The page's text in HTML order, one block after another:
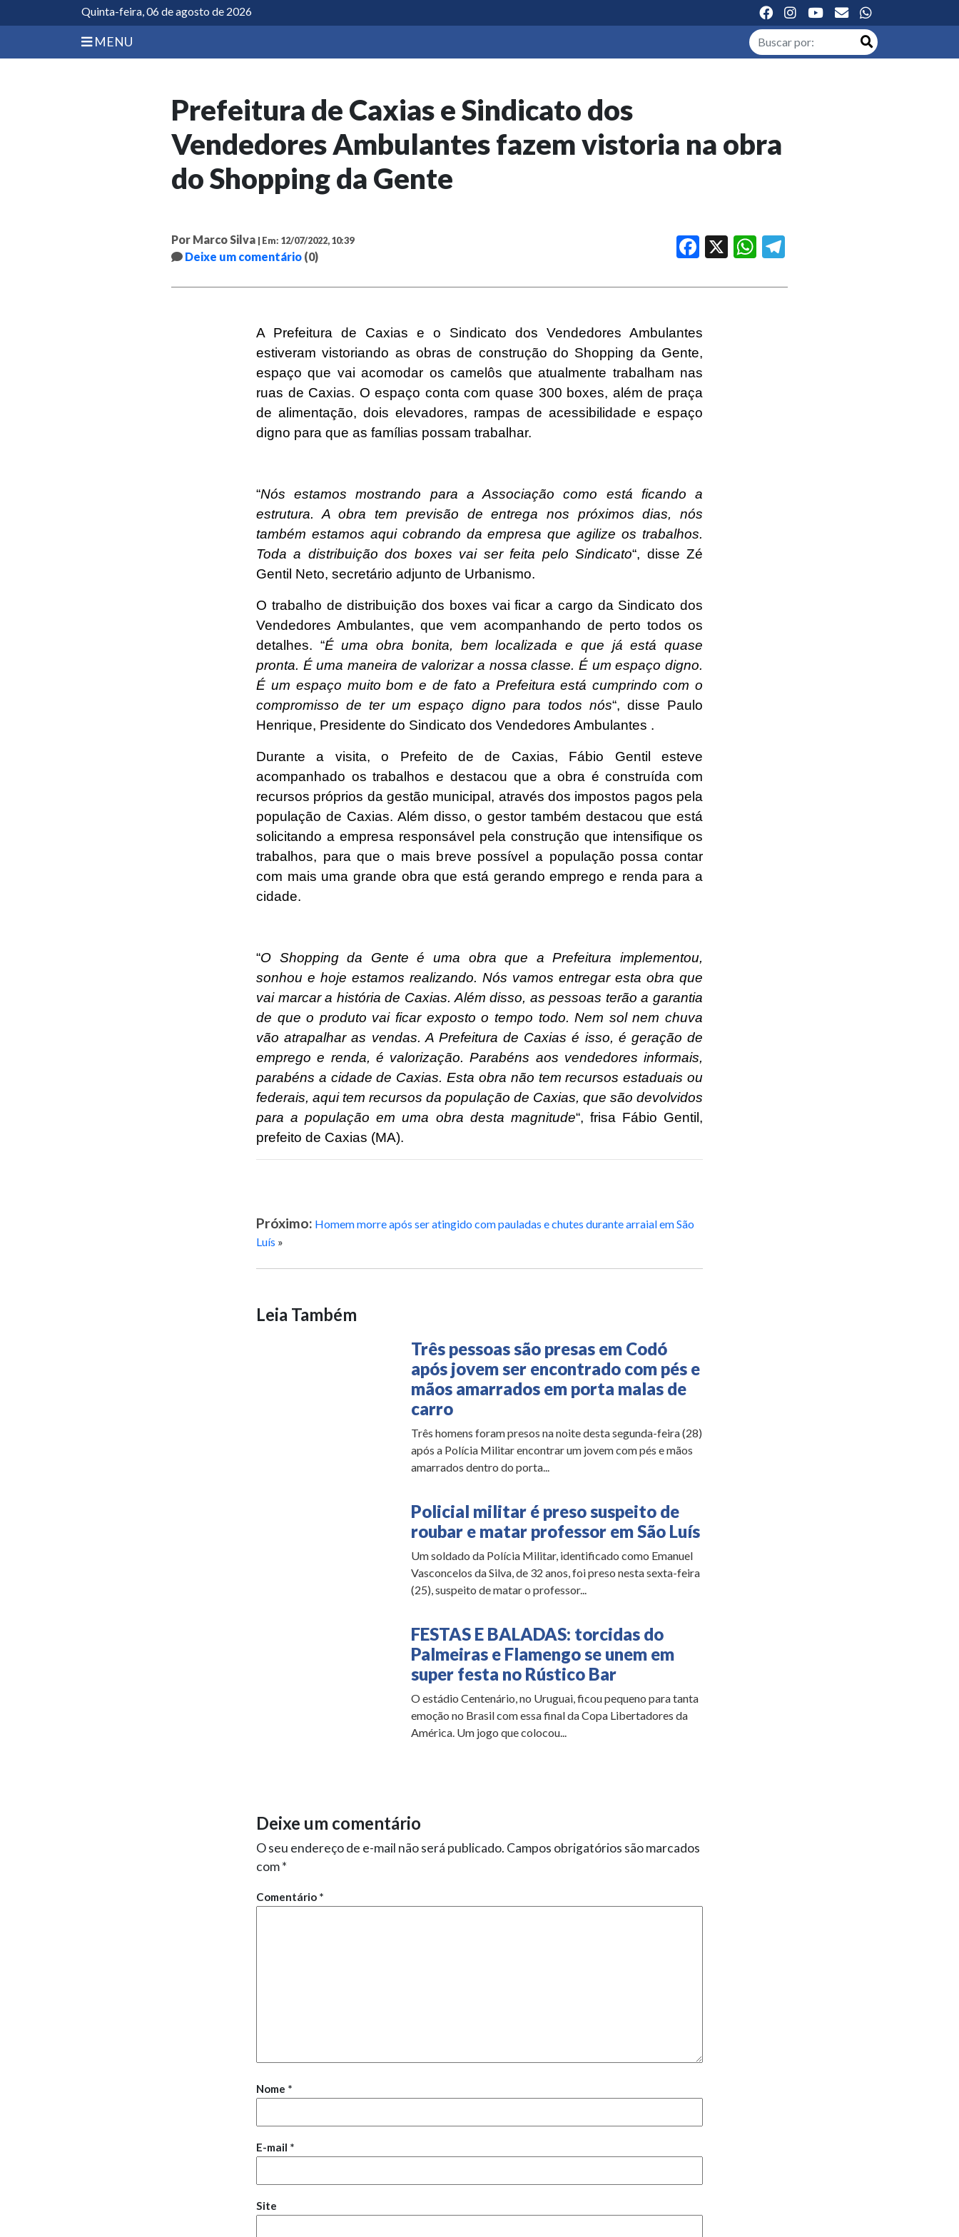
Quinta-feira, 06 de agosto de 2026
MENU
Prefeitura de Caxias e Sindicato dos
Vendedores Ambulantes fazem vistoria na obra
do Shopping da Gente
Por Marco Silva | Em: 12/07/2022, 10:39
Deixe um comentário (0)
Facebook WhatsApp
A Prefeitura de Caxias e o Sindicato dos Vendedores Ambulantes
estiveram vistoriando as obras de construção do Shopping da Gente,
espaço que vai acomodar os camelôs que atualmente trabalham nas
ruas de Caxias. O espaço conta com quase 300 boxes, além de praça
de alimentação, dois elevadores, rampas de acessibilidade e espaço
digno para que as famílias possam trabalhar.
“Nós estamos mostrando para a Associação como está ficando a
estrutura. A obra tem previsão de entrega nos próximos dias, nós
também estamos aqui cobrando da empresa que agilize os trabalhos.
Toda a distribuição dos boxes vai ser feita pelo Sindicato“, disse Zé
Gentil Neto, secretário adjunto de Urbanismo.
O trabalho de distribuição dos boxes vai ficar a cargo da Sindicato dos
Vendedores Ambulantes, que vem acompanhando de perto todos os
detalhes. “É uma obra bonita, bem localizada e que já está quase
pronta. É uma maneira de valorizar a nossa classe. É um espaço digno.
É um espaço muito bom e de fato a Prefeitura está cumprindo com o
compromisso de ter um espaço digno para todos nós“, disse Paulo
Henrique, Presidente do Sindicato dos Vendedores Ambulantes .
Durante a visita, o Prefeito de de Caxias, Fábio Gentil esteve
acompanhado os trabalhos e destacou que a obra é construída com
recursos próprios da gestão municipal, através dos impostos pagos pela
população de Caxias. Além disso, o gestor também destacou que está
solicitando a empresa responsável pela construção que intensifique os
trabalhos, para que o mais breve possível a população possa contar
com mais uma grande obra que está gerando emprego e renda para a
cidade.
“O Shopping da Gente é uma obra que a Prefeitura implementou,
sonhou e hoje estamos realizando. Nós vamos entregar esta obra que
vai marcar a história de Caxias. Além disso, as pessoas terão a garantia
de que o produto vai ficar exposto o tempo todo. Nem sol nem chuva
vão atrapalhar as vendas. A Prefeitura de Caxias é isso, é geração de
emprego e renda, é valorização. Parabéns aos vendedores informais,
parabéns a cidade de Caxias. Esta obra não tem recursos estaduais ou
federais, aqui tem recursos da população de Caxias, que são devolvidos
para a população em uma obra desta magnitude“, frisa Fábio Gentil,
prefeito de Caxias (MA).
Próximo: Homem morre após ser atingido com pauladas e chutes durante arraial em São
Luís »
Leia Também
Três pessoas são presas em Codó
após jovem ser encontrado com pés e
mãos amarrados em porta malas de
carro
Três homens foram presos na noite desta segunda-feira (28)
após a Polícia Militar encontrar um jovem com pés e mãos
amarrados dentro do porta...
Policial militar é preso suspeito de
roubar e matar professor em São Luís
Um soldado da Polícia Militar, identificado como Emanuel
Vasconcelos da Silva, de 32 anos, foi preso nesta sexta-feira
(25), suspeito de matar o professor...
FESTAS E BALADAS: torcidas do
Palmeiras e Flamengo se unem em
super festa no Rústico Bar
O estádio Centenário, no Uruguai, ficou pequeno para tanta
emoção no Brasil com essa final da Copa Libertadores da
América. Um jogo que colocou...
Deixe um comentário
O seu endereço de e-mail não será publicado. Campos obrigatórios são marcados
com*
Comentário *
Nome *
E-mail *
Site